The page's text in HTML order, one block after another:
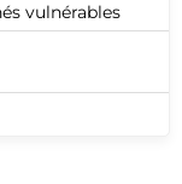
vulnérables